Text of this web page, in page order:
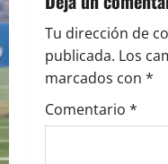
a
v
i
Tu dirección de
publicada. Los
marcados con *
Comentario *